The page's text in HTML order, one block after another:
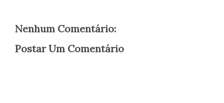
Nenhum Comentário:
Postar Um Comentário